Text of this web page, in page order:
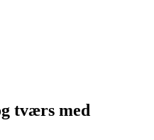
tværs med